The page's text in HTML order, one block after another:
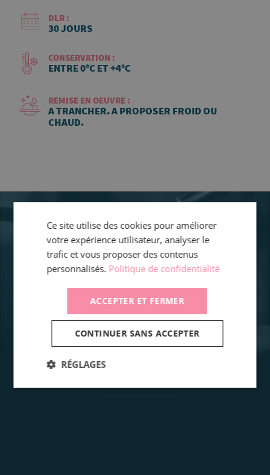
DLR :
30 JOURS
CONSERVATION :
ENTRE 0°C ET +4°C
REMISE EN OEUVRE :
A TRANCHER. A PROPOSER FROID OU
CHAUD.
Ce site utilise des cookies pour améliorer
votre expérience utilisateur, analyser le
trafic et vous proposer des contenus
personnalisés. Politique de confidentialité
ACCEPTER ET FERMER
CONTINUER SANS ACCEPTER
RÉGLAGES